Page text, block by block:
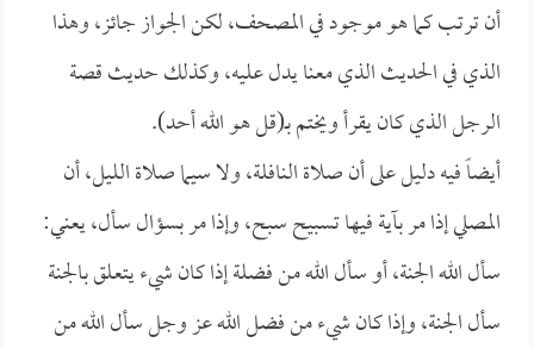
أن ترتب كما هو موجود في المصحف، لكن الجواز جائز، وهذا
الذي في الحديث الذي معنا يدل عليه، وكذلك حديث قصة
الرجل الذي كان يقرأ ويختم بـ(قل هو الله أحد).
أيضاً فيه دليل على أن صلاة النافلة، ولا سيما صلاة الليل، أن
المصلي إذا مر بآية فيها تسبيح سبح، وإذا مر بسؤال سأل، يعني:
سأل الله الجنة، أو سأل الله من فضلة إذا كان شيء يتعلق بالجنة
سأل الجنة، وإذا كان شيء من فضل الله عز وجل سأل الله من